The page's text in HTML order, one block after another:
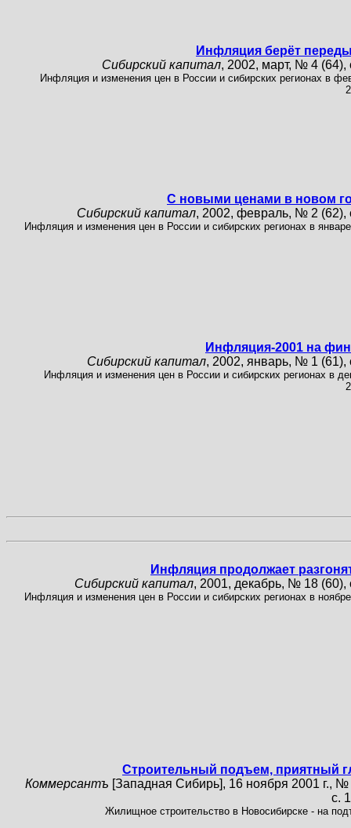
Инфляция берёт
Сибирский капитал, 2002, март, № 4 (64),
Инфляция и изменения цен в России и сибирских регионах в
С новыми ценами в новом
Сибирский капитал, 2002, февраль, № 2 (62),
Инфляция и изменения цен в России и сибирских регионах в
Инфляция-2001 на
Сибирский капитал, 2002, январь, № 1 (61),
Инфляция и изменения цен в России и сибирских регионах в
Инфляция продолжает
Сибирский капитал, 2001, декабрь, № 18 (60),
Инфляция и изменения цен в России и сибирских регионах в
Строительный подъем, приятный
Коммерсантъ [Западная Сибирь], 16 ноября 2001 г., №
с.
Жилищное строительство в Новосибирске - на